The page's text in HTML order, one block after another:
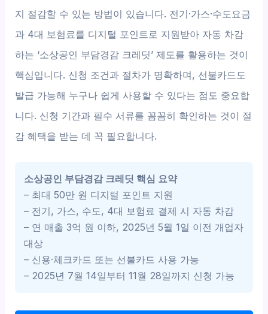
지 절감할 수 있는 방법이 있습니다. 전기·가스·수도요금
과 4대 보험료를 디지털 포인트로 지원받아 자동 차감
하는 ‘소상공인 부담경감 크레딧’ 제도를 활용하는 것이
핵심입니다. 신청 조건과 절차가 명확하며, 선불카드도
발급 가능해 누구나 쉽게 사용할 수 있다는 점도 중요합
니다. 신청 기간과 필수 서류를 꼼꼼히 확인하는 것이 절
감 혜택을 받는 데 꼭 필요합니다.
소상공인 부담경감 크레딧 핵심 요약
– 최대 50만 원 디지털 포인트 지원
– 전기, 가스, 수도, 4대 보험료 결제 시 자동 차감
– 연 매출 3억 원 이하, 2025년 5월 1일 이전 개업자
대상
– 신용·체크카드 또는 선불카드 사용 가능
– 2025년 7월 14일부터 11월 28일까지 신청 가능